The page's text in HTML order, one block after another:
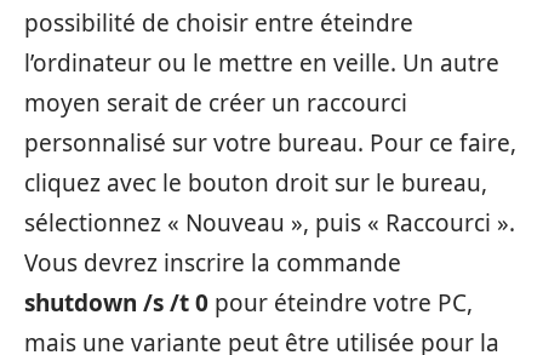
possibilité de choisir entre éteindre
l’ordinateur ou le mettre en veille. Un autre
moyen serait de créer un raccourci
personnalisé sur votre bureau. Pour ce faire,
cliquez avec le bouton droit sur le bureau,
sélectionnez « Nouveau », puis « Raccourci ».
Vous devrez inscrire la commande
shutdown /s /t 0 pour éteindre votre PC,
mais une variante peut être utilisée pour la